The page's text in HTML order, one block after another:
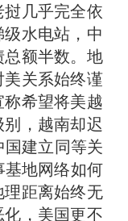
几乎完全依
水电站，中
额半数。地
关系始终谨
希望将美越
，越南却迟
国建立同等关
基地网络如何
距离始终无
，美国更不